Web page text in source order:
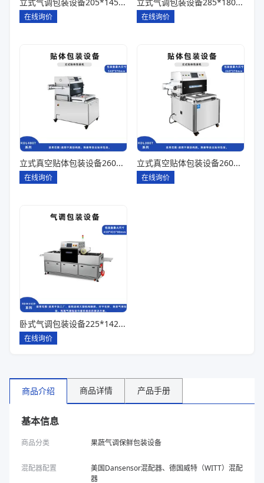
在线询价 在线询价
立式真空贴体包装设备260*180一出四
在线询价
立式真空贴体包装设备260*180一出二
在线询价
卧式气调包装设备225*142*80一出六
在线询价
商品介绍 商品详情 产品手册
基本信息
商品分类 果蔬气调保鲜包装设备
混配器配置
美国Dansensor混配器、德国威特（WITT）混配
器